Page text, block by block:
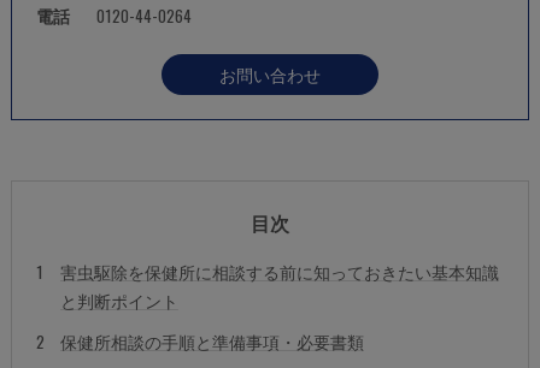
電話
0120-44-0264
お問い合わせ
目次
害虫駆除を保健所に相談する前に知っておきたい基本知識
と判断ポイント
保健所相談の手順と準備事項・必要書類